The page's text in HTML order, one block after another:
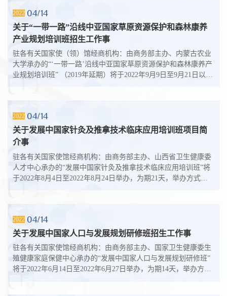
2022 04 14
关于“一带一路”沿线中亚国家草原资源保护和森林康养
产业规划培训班招生工作事
驻各有关国家使（领）馆经商机构：由商务部主办、内蒙古农业
大学承办的“‘一带一路’沿线中亚国家草原资源保护和森林康养产
业规划培训班” （2019年延期）将于2022年9月9日至9月21日以线
2022 04 14
关于发展中国家针灸及推拿技术临床应用培训班项目简
介事
驻各有关国家使馆经商机构：由商务部主办、山西省卫生健康委
人才中心承办的“发展中国家针灸及推拿技术临床应用培训班”将
于2022年8月4日至2022年8月24日举办，为期21天，举办方式为
2022 04 14
关于发展中国家人口与发展规划研修班招生工作事
驻各有关国家使馆经商机构：由商务部主办、国家卫生健康委生
殖健康家庭保健中心承办的“发展中国家人口与发展规划研修班”
将于2022年6月14日至2022年6月27日举办，为期14天，举办方式